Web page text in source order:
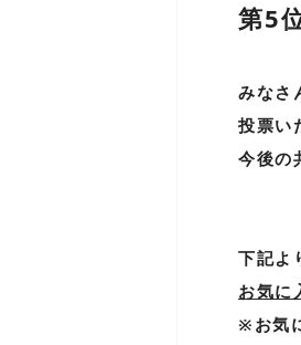
第5
みなさ
投票い
今後の
下記よ
お気に
※お気